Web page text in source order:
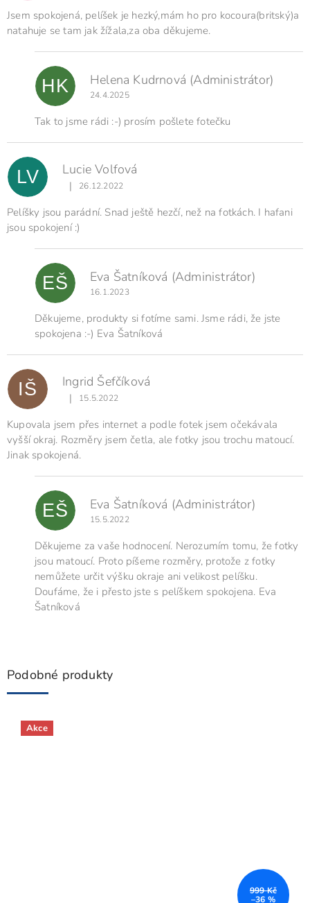
Jsem spokojená, pelíšek je hezký,mám ho pro kocoura(britský)a
natahuje se tam jak žížala,za oba děkujeme.
HK Helena Kudrnová (Administrátor)
24.4.2025
Tak to jsme rádi :-) prosím pošlete fotečku
LV Lucie Volfová
Hodnocení produktu je 5 z 5 hvězdiček.
| 26.12.2022
Pelíšky jsou parádní. Snad ještě hezčí, než na fotkách. I hafani
jsou spokojení :)
EŠ Eva Šatníková (Administrátor)
16.1.2023
Děkujeme, produkty si fotíme sami. Jsme rádi, že jste
spokojena :-) Eva Šatníková
IŠ Ingrid Šefčíková
Hodnocení produktu je 5 z 5 hvězdiček.
| 15.5.2022
Kupovala jsem přes internet a podle fotek jsem očekávala
vyšší okraj. Rozměry jsem četla, ale fotky jsou trochu matoucí.
Jinak spokojená.
EŠ Eva Šatníková (Administrátor)
15.5.2022
Děkujeme za vaše hodnocení. Nerozumím tomu, že fotky
jsou matoucí. Proto píšeme rozměry, protože z fotky
nemůžete určit výšku okraje ani velikost pelíšku.
Doufáme, že i přesto jste s pelíškem spokojena. Eva
Šatníková
Podobné produkty
Akce
999 Kč
–36 %